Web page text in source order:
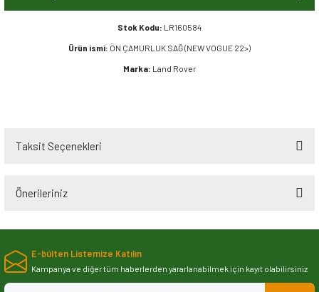
Stok Kodu: LR160584
Ürün ismi: ÖN ÇAMURLUK SAĞ (NEW VOGUE 22>)
Marka: Land Rover
Taksit Seçenekleri
Önerileriniz
Bu ürünün fiyat bilgisi, resim, ürün açıklamalarında ve diğer konularda
iletebilirsiniz.
Görüş ve önerileriniz için teşekkür ederiz.
E-bülten Listemize Katılın
Kampanya ve diğer tüm haberlerden yararlanabilmek için kayıt olabilirsiniz